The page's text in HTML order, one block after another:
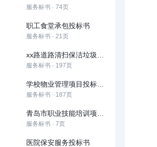
服务标书 · 74页
职工食堂承包投标书
服务标书 · 21页
服务标书 · 197页
服务标书 · 187页
服务标书 · 7页
医院保安服务投标书